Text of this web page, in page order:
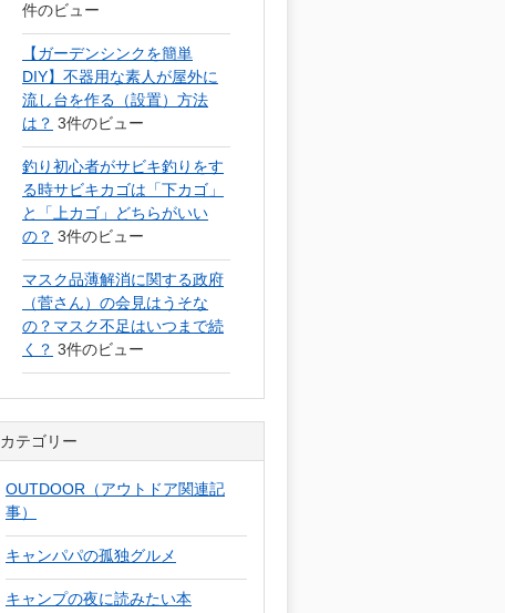
件のビュー
【ガーデンシンクを簡単
DIY】不器用な素人が屋外に
流し台を作る（設置）方法
は？ 3件のビュー
釣り初心者がサビキ釣りをす
る時サビキカゴは「下カゴ」
と「上カゴ」どちらがいい
の？ 3件のビュー
マスク品薄解消に関する政府
（菅さん）の会見はうそな
の？マスク不足はいつまで続
く？ 3件のビュー
カテゴリー
OUTDOOR（アウトドア関連記
事）
キャンパパの孤独グルメ
キャンプの夜に読みたい本